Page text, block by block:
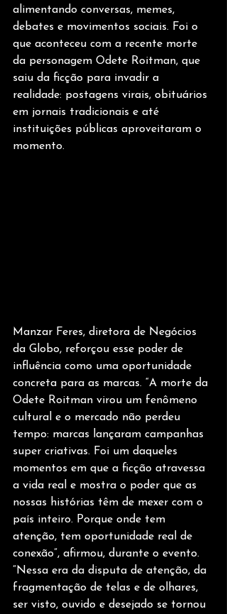
alimentando conversas, memes,
debates e movimentos sociais. Foi o
que aconteceu com a recente morte
da personagem Odete Roitman, que
saiu da ficção para invadir a
realidade: postagens virais, obituários
em jornais tradicionais e até
instituições públicas aproveitaram o
momento.
Manzar Feres, diretora de Negócios
da Globo, reforçou esse poder de
influência como uma oportunidade
concreta para as marcas. “A morte da
Odete Roitman virou um fenômeno
cultural e o mercado não perdeu
tempo: marcas lançaram campanhas
super criativas. Foi um daqueles
momentos em que a ficção atravessa
a vida real e mostra o poder que as
nossas histórias têm de mexer com o
país inteiro. Porque onde tem
atenção, tem oportunidade real de
conexão”, afirmou, durante o evento.
“Nessa era da disputa de atenção, da
fragmentação de telas e de olhares,
ser visto, ouvido e desejado se tornou